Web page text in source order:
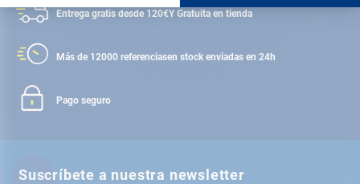
Entrega gratis desde 120€Y Gratuita en tienda
Más de 12000 referenciasen stock enviadas en 24h
Pago seguro
Suscríbete a nuestra newsletter